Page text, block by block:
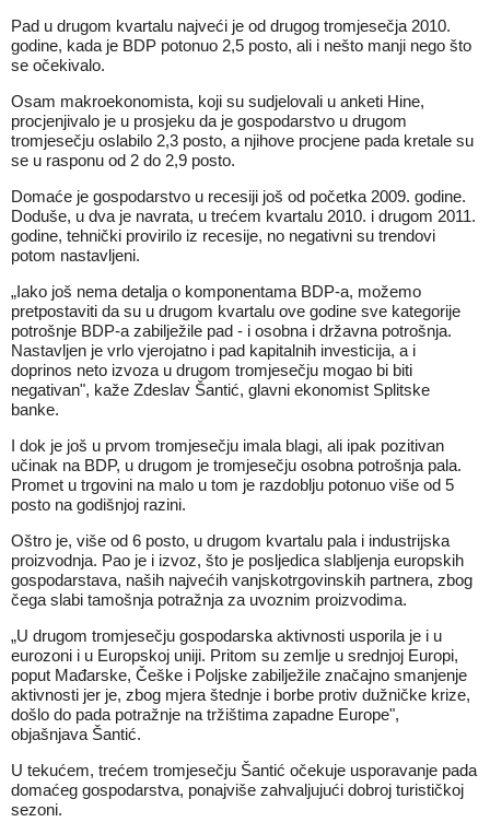
Pad u drugom kvartalu najveći je od drugog tromjesečja 2010.
godine, kada je BDP potonuo 2,5 posto, ali i nešto manji nego što
se očekivalo.
Osam makroekonomista, koji su sudjelovali u anketi Hine,
procjenjivalo je u prosjeku da je gospodarstvo u drugom
tromjesečju oslabilo 2,3 posto, a njihove procjene pada kretale su
se u rasponu od 2 do 2,9 posto.
Domaće je gospodarstvo u recesiji još od početka 2009. godine.
Doduše, u dva je navrata, u trećem kvartalu 2010. i drugom 2011.
godine, tehnički provirilo iz recesije, no negativni su trendovi
potom nastavljeni.
„Iako još nema detalja o komponentama BDP-a, možemo
pretpostaviti da su u drugom kvartalu ove godine sve kategorije
potrošnje BDP-a zabilježile pad - i osobna i državna potrošnja.
Nastavljen je vrlo vjerojatno i pad kapitalnih investicija, a i
doprinos neto izvoza u drugom tromjesečju mogao bi biti
negativan", kaže Zdeslav Šantić, glavni ekonomist Splitske
banke.
I dok je još u prvom tromjesečju imala blagi, ali ipak pozitivan
učinak na BDP, u drugom je tromjesečju osobna potrošnja pala.
Promet u trgovini na malo u tom je razdoblju potonuo više od 5
posto na godišnjoj razini.
Oštro je, više od 6 posto, u drugom kvartalu pala i industrijska
proizvodnja. Pao je i izvoz, što je posljedica slabljenja europskih
gospodarstava, naših najvećih vanjskotrgovinskih partnera, zbog
čega slabi tamošnja potražnja za uvoznim proizvodima.
„U drugom tromjesečju gospodarska aktivnosti usporila je i u
eurozoni i u Europskoj uniji. Pritom su zemlje u srednjoj Europi,
poput Mađarske, Češke i Poljske zabilježile značajno smanjenje
aktivnosti jer je, zbog mjera štednje i borbe protiv dužničke krize,
došlo do pada potražnje na tržištima zapadne Europe",
objašnjava Šantić.
U tekućem, trećem tromjesečju Šantić očekuje usporavanje pada
domaćeg gospodarstva, ponajviše zahvaljujući dobroj turističkoj
sezoni.